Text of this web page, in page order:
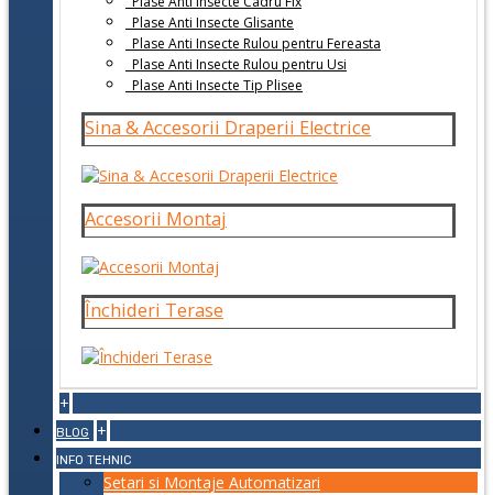
Plase Anti Insecte Glisante
Plase Anti Insecte Rulou pentru Fereasta
Plase Anti Insecte Rulou pentru Usi
Plase Anti Insecte Tip Plisee
Sina & Accesorii Draperii Electrice
Accesorii Montaj
Închideri Terase
+
BLOG +
INFO TEHNIC
Setari si Montaje Automatizari